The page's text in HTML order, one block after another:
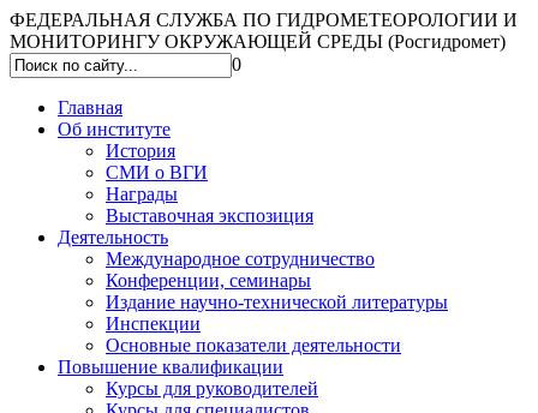
ФЕДЕРАЛЬНАЯ СЛУЖБА ПО ГИДРОМЕТЕОРОЛОГИИ И
МОНИТОРИНГУ ОКРУЖАЮЩЕЙ СРЕДЫ (Росгидромет)
0
Главная
Об институте
История
СМИ о ВГИ
Награды
Выставочная экспозиция
Деятельность
Международное сотрудничество
Конференции, семинары
Издание научно-технической литературы
Инспекции
Основные показатели деятельности
Повышение квалификации
Курсы для руководителей